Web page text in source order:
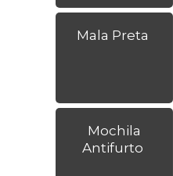
Mala Preta
Mochila
Antifurto